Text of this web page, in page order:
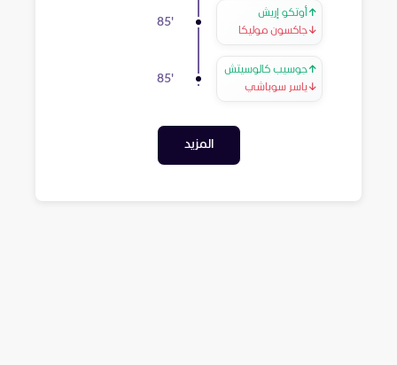
↑ أوتكو إريش
↓جاكسون موليكا
85'
↑جوسيب كالوسيتش
↓ ياسر سوباشي
85'
المزيد